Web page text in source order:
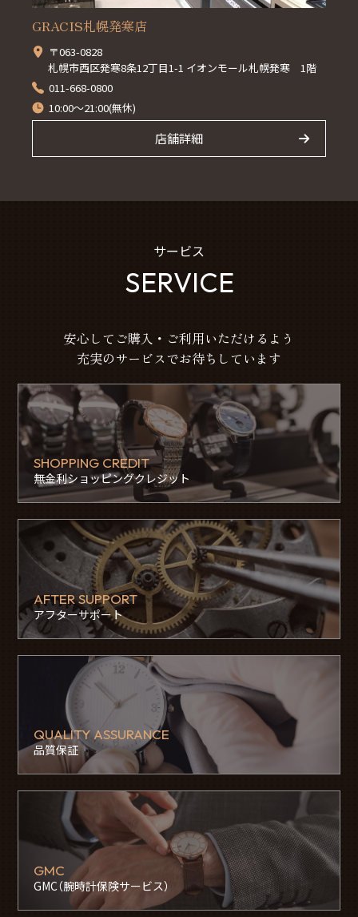
GRACIS札幌発寒店
〒063-0828
札幌市西区発寒8条12丁目1-1 イオンモール札幌発寒 1階
011-668-0800
10:00～21:00(無休)
店舗詳細
サービス
SERVICE
安心してご購入・ご利用いただけるよう
充実のサービスでお待ちしています
SHOPPING CREDIT
無金利ショッピングクレジット
AFTER SUPPORT
アフターサポート
QUALITY ASSURANCE
品質保証
GMC
GMC（腕時計保険サービス）